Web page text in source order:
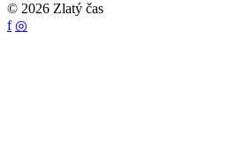
© 2026 Zlatý čas
f ◎